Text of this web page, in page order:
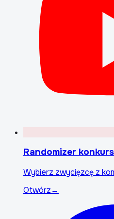
Randomizer
Wybierz zwycięzcę z
Otwórz→